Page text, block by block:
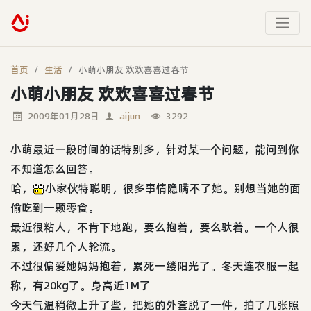
首页 生活 小萌小朋友 欢欢喜喜过春节
小萌小朋友 欢欢喜喜过春节
2009年01月28日 aijun 3292
小萌最近一段时间的话特别多，针对某一个问题，能问到你
不知道怎么回答。
哈，
小家伙特聪明，很多事情隐瞒不了她。别想当她的面
偷吃到一颗零食。
最近很粘人，不肯下地跑，要么抱着，要么驮着。一个人很
累，还好几个人轮流。
不过很偏爱她妈妈抱着，累死一缕阳光了。冬天连衣服一起
称，有20kg了。身高近1M了
今天气温稍微上升了些，把她的外套脱了一件，拍了几张照